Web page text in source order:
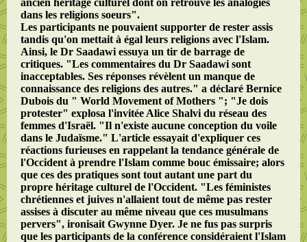
ancien héritage culturel dont on retrouve les analogies
dans les religions soeurs".
Les participants ne pouvaient supporter de rester assis
tandis qu'on mettait à égal leurs religions avec l'Islam.
Ainsi, le Dr Saadawi essuya un tir de barrage de
critiques. "Les commentaires du Dr Saadawi sont
inacceptables. Ses réponses révèlent un manque de
connaissance des religions des autres." a déclaré Bernice
Dubois du " World Movement of Mothers "; "Je dois
protester" explosa l'invitée Alice Shalvi du réseau des
femmes d'Israël. "Il n'existe aucune conception du voile
dans le Judaïsme." L'article essayait d'expliquer ces
réactions furieuses en rappelant la tendance générale de
l'Occident à prendre l'Islam comme bouc émissaire; alors
que ces des pratiques sont tout autant une part du
propre héritage culturel de l'Occident. "Les féministes
chrétiennes et juives n'allaient tout de même pas rester
assises à discuter au même niveau que ces musulmans
pervers", ironisait Gwynne Dyer. Je ne fus pas surpris
que les participants de la conférence considéraient l'Islam